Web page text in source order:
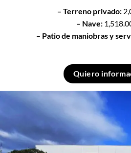
– Terreno privado:
– Nave:
– Patio de maniobras y
Quiero